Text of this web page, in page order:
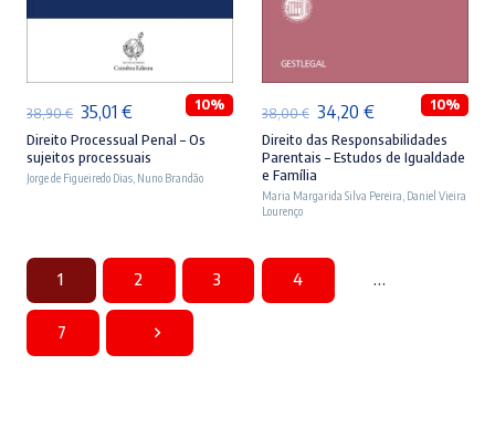
ADICIONAR
38,90€ O
preço
original
35,01 €O
preço
atual
10%
Direito Processual Penal – Os
sujeitos processuais
Jorge de Figueiredo Dias Nuno Brandão
38,00€ O
preço
original
era:
34,20 €O
preço
atual
é:
10%
Direito das Responsabilidades
Parentais – Estudos de Igualdade
e Família
Maria Margarida Silva Pereira Daniel Vieira
Lourenço
1 2 3 4 …
7